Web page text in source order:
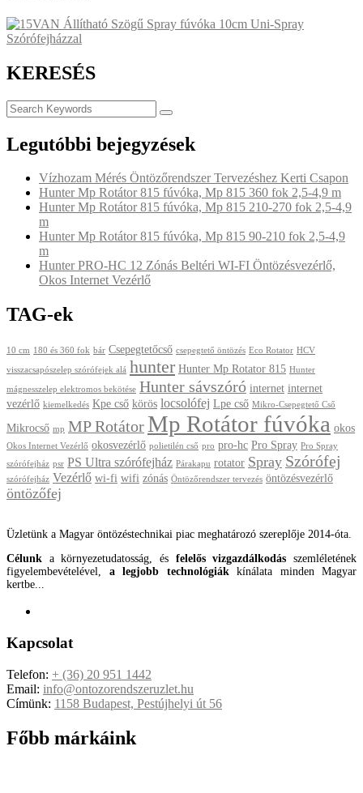
KERESÉS
Legutóbbi bejegyzések
Vízhozam Mérés Öntözőrendszer Tervezéshez Kerti Csapon
Hunter Mp Rotátor 815 fúvóka, Mp 815 360 fok 2,5-4,9 m
Hunter Mp Rotátor 815 fúvóka, Mp 815 210-270 fok 2,5-4,9
m
Hunter Mp Rotátor 815 fúvóka, Mp 815 90-210 fok 2,5-4,9
m
Hunter PRO-HC 12 Zónás Beltéri WI-FI Öntözésvezérlő,
Okos Internet Vezérlő
TAG-ek
10 cm 180 és 360 fok bár Csepegtetőcső csepegtető öntözés Eco Rotator HCV
visszacsapószelep szórófejek alá hunter Hunter Mp Rotator 815 Hunter
mágnesszelep elektromos bekötése Hunter sávszóró internet internet
vezérlő kiemelkedés Kpe cső körös locsolófej Lpe cső Mikro-Csepegtető Cső
Mikrocső mp MP Rotátor Mp Rotátor fúvóka okos
Okos Internet Vezérlő okosvezérlő polietilén cső pro pro-hc Pro Spray Pro Spray
szórófejház psr PS Ultra szórófejház Párakapu rotator Spray Szórófej
szórófejház Vezérlő wi-fi wifi zónás Öntözőrendszer tervezés öntözésvezérlő
öntözőfej
Üzletünk a Magyar öntözéstechnikai piac meghatározó szereplője 2014-óta.
Célunk a környezetudatosság, és felelős vizgazdálkodás szemléletének
figyelembevételével, a legjobb technológiákkínálata minden Magyar
kertbe...
Kapcsolat
Telefon: + (36) 20 951 1442
Email: info@ontozorendszeruzlet.hu
Címünk: 1158 Budapest, Pestújhelyi út 56
Főbb márkáink